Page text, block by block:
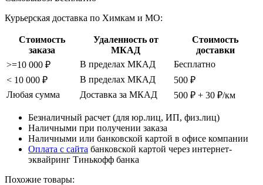
Курьерская доставка по Химкам и МО:
Стоимость
заказа
Удаленность от
МКАД
Стоимость
доставки
>=10 000 ₽
В пределах МКАД
Бесплатно
< 10 000 ₽
В пределах МКАД
500 ₽
Любая сумма
Доставка за МКАД 500 ₽ + 30 ₽/км
Безналичный расчет (для юр.лиц, ИП, физ.лиц)
Наличными при получении заказа
Наличными или банковской картой в офисе компании
Оплата с сайта банковской картой через интернет-
эквайринг Тинькофф банка
Похожие товары: